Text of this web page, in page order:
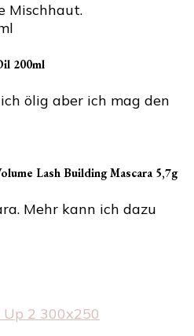
Mischhaut.
200ml
ölig aber ich mag den
Lash Building Mascara 5,7g
Mehr kann ich dazu